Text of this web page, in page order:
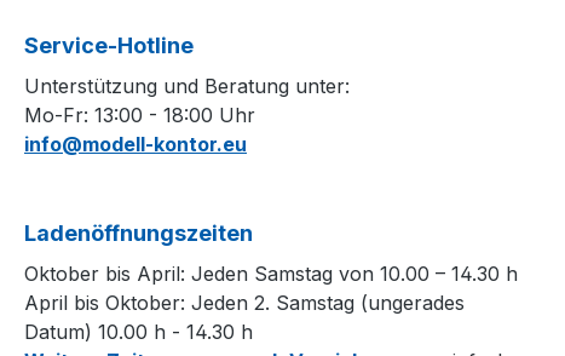
Service-Hotline
Unterstützung und Beratung unter:
Mo-Fr: 13:00 - 18:00 Uhr
info@modell-kontor.eu
Ladenöffnungszeiten
Oktober bis April: Jeden Samstag von 10.00 – 14.30 h
April bis Oktober: Jeden 2. Samstag (ungerades
Datum) 10.00 h - 14.30 h